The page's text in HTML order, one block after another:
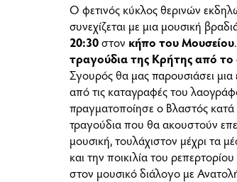
Ο φετινός κύκλος θερινών
συνεχίζεται με μια μουσική
20:30στον κήπο του Μουσείου
τραγούδια της Κρήτης από
Σγουρός θα μας παρουσιάσει
από τις καταγραφές του
πραγματοποίησε ο Βλαστός
τραγούδια που θα ακουστούν
μουσική, τουλάχιστον μέχρι τα
και την ποικιλία του
στον μουσικό διάλογο με